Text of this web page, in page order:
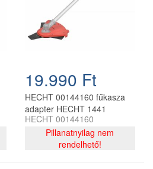
19.990 Ft
HECHT 00144160 fűkasza
adapter HECHT 1441
kombigéphez
HECHT 00144160
Pillanatnyilag nem
rendelhető!